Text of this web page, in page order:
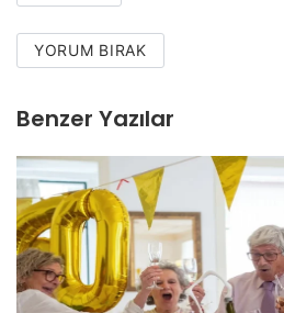
YORUM BIRAK
Benzer Yazılar